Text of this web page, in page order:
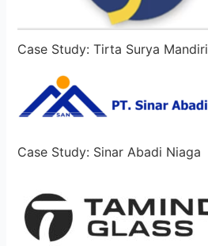
Case Study: Tirta Surya Mandiri
Case Study: Sinar Abadi Niaga